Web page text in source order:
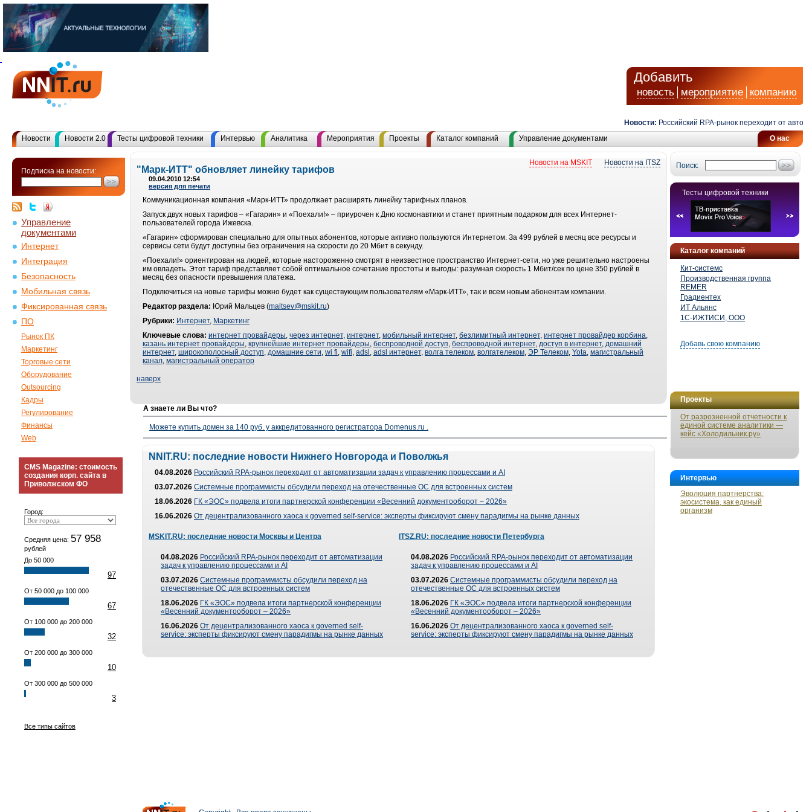
Добавить
новость мероприятие компанию
Новости: Российский RPA-рынок переходит от
О нас
Новости Новости 2.0 Тесты цифровой техники Интервью Аналитика Мероприятия Проекты Каталог компаний Управление документами
Подписка на новости:
Управление
документами
Интернет
Интеграция
Безопасность
Мобильная связь
Фиксированная связь
ПО
Рынок ПК
Маркетинг
Торговые сети
Оборудование
Outsourcing
Кадры
Регулирование
Финансы
Web
CMS Magazine: стоимость
создания корп. сайта в
Приволжском ФО
Город:
Средняя цена: 57 958
рублей
До 50 000
97
От 50 000 до 100 000
67
От 100 000 до 200 000
32
От 200 000 до 300 000
10
От 300 000 до 500 000
3
Все типы сайтов
Поиск:
Тесты цифровой техники
Каталог компаний
Кит-системс
Производственная группа
REMER
Градиентех
ИТ Альянс
1С-ИЖТИСИ, ООО
Добавь свою компанию
Проекты
От разрозненной отчетности к
единой системе аналитики —
кейс «Холодильник.ру»
Интервью
Эволюция партнерства:
экосистема, как единый
организм
Новости на ITSZ
Новости на MSKIT
"Марк-ИТТ" обновляет линейку тарифов
09.04.2010 12:54
версия для печати
Коммуникационная компания «Марк-ИТТ» продолжает расширять линейку тарифных планов.
Запуск двух новых тарифов – «Гагарин» и «Поехали!» – приурочен к Дню космонавтики и станет приятным подарком для всех Интернет-
пользователей города Ижевска.
«Гагарин» сформирован специально для опытных абонентов, которые активно пользуются Интернетом. За 499 рублей в месяц все ресурсы и
сервисы сети будут доступны без ограничения на скорости до 20 Мбит в секунду.
«Поехали!» ориентирован на людей, которые настороженно смотрят в неизвестное пространство Интернет-сети, но уже решительно настроены
им овладеть. Этот тариф представляет собой оптимальное сочетание простоты и выгоды: разумная скорость 1 Мбит/сек по цене 350 рублей в
месяц без опасности превышения платежа.
Подключиться на новые тарифы можно будет как существующим пользователям «Марк-ИТТ», так и всем новым абонентам компании.
Редактор раздела: Юрий Мальцев (maltsev@mskit.ru)
Рубрики: Интернет, Маркетинг
Ключевые слова: интернет провайдеры, через интернет, интернет, мобильный интернет, безлимитный интернет, интернет провайдер корбина,
казань интернет провайдеры, крупнейшие интернет провайдеры, беспроводной доступ, беспроводной интернет, доступ в интернет, домашний
интернет, широкополосный доступ, домашние сети, wi fi, wifi, adsl , adsl интернет, волга телеком, волгателеком, ЭР Телеком, Yota, магистральный
канал, магистральный оператор
наверх
А знаете ли Вы что?
Можете купить домен за 140 руб. у аккредитованного регистратора Domenus.ru .
NNIT.RU: последние новости Нижнего Новгорода и Поволжья
04.08.2026 Российский RPA-рынок переходит от автоматизации задач к управлению процессами и AI
03.07.2026 Системные программисты обсудили переход на отечественные ОС для встроенных систем
18.06.2026 ГК «ЭОС» подвела итоги партнерской конференции «Весенний документооборот – 2026»
16.06.2026 От децентрализованного хаоса к governed self-service: эксперты фиксируют смену парадигмы на рынке данных
MSKIT.RU: последние новости Москвы и Центра
04.08.2026 Российский RPA-рынок переходит от автоматизации
задач к управлению процессами и AI
03.07.2026 Системные программисты обсудили переход на
отечественные ОС для встроенных систем
18.06.2026 ГК «ЭОС» подвела итоги партнерской конференции
«Весенний документооборот – 2026»
16.06.2026 От децентрализованного хаоса к governed self-
service: эксперты фиксируют смену парадигмы на рынке данных
ITSZ.RU: последние новости Петербурга
04.08.2026 Российский RPA-рынок переходит от автоматизации
задач к управлению процессами и AI
03.07.2026 Системные программисты обсудили переход на
отечественные ОС для встроенных систем
18.06.2026 ГК «ЭОС» подвела итоги партнерской конференции
«Весенний документооборот – 2026»
16.06.2026 От децентрализованного хаоса к governed self-
service: эксперты фиксируют смену парадигмы на рынке данных